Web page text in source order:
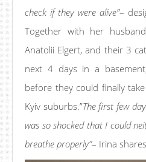
check if they were alive”–
Together with her
Anatolii Elgert, and their 3
next 4 days in a
before they could finally
Kyiv suburbs.”The first few
was so shocked that I could
breathe properly”– Irina